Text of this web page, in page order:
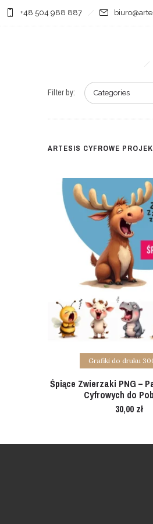
+48 504 988 887
Filter by: Categories
ARTESIS CYFROWE
Add to cart
Grafiki do druku
Śpiące Zwierzaki PNG –
Cyfrowych do
30,00 zł